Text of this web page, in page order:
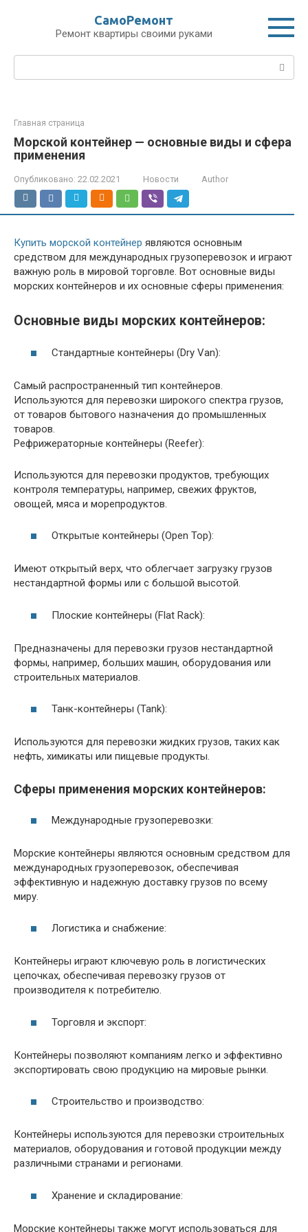
СамоРемонт
Ремонт квартиры своими руками
Поиск:
Главная страница
Морской контейнер — основные виды и сфера
применения
Опубликовано: 22.02.2021 Новости Author
Купить морской контейнер являются основным
средством для международных грузоперевозок и играют
важную роль в мировой торговле. Вот основные виды
морских контейнеров и их основные сферы применения:
Основные виды морских контейнеров:
Стандартные контейнеры (Dry Van):
Самый распространенный тип контейнеров.
Используются для перевозки широкого спектра грузов,
от товаров бытового назначения до промышленных
товаров.
Рефрижераторные контейнеры (Reefer):
Используются для перевозки продуктов, требующих
контроля температуры, например, свежих фруктов,
овощей, мяса и морепродуктов.
Открытые контейнеры (Open Top):
Имеют открытый верх, что облегчает загрузку грузов
нестандартной формы или с большой высотой.
Плоские контейнеры (Flat Rack):
Предназначены для перевозки грузов нестандартной
формы, например, больших машин, оборудования или
строительных материалов.
Танк-контейнеры (Tank):
Используются для перевозки жидких грузов, таких как
нефть, химикаты или пищевые продукты.
Сферы применения морских контейнеров:
Международные грузоперевозки:
Морские контейнеры являются основным средством для
международных грузоперевозок, обеспечивая
эффективную и надежную доставку грузов по всему
миру.
Логистика и снабжение:
Контейнеры играют ключевую роль в логистических
цепочках, обеспечивая перевозку грузов от
производителя к потребителю.
Торговля и экспорт:
Контейнеры позволяют компаниям легко и эффективно
экспортировать свою продукцию на мировые рынки.
Строительство и производство:
Контейнеры используются для перевозки строительных
материалов, оборудования и готовой продукции между
различными странами и регионами.
Хранение и складирование:
Морские контейнеры также могут использоваться для